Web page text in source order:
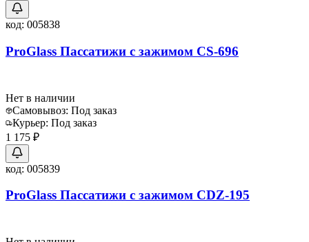
код: 005838
ProGlass Пассатижи с зажимом CS-696
Нет в наличии
Самовывоз: Под заказ
Курьер: Под заказ
1 175 ₽
код: 005839
ProGlass Пассатижи c зажимом CDZ-195